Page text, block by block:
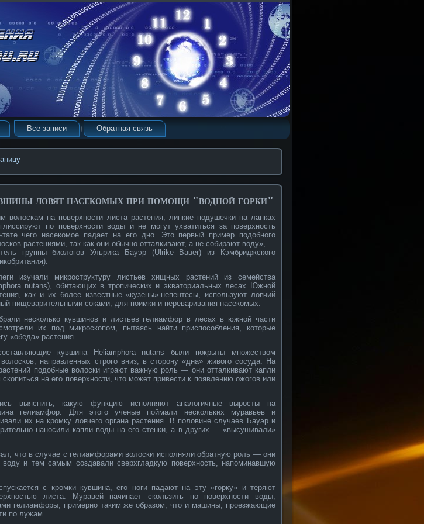
Все записи Обратная связь
ловят насекомых при помощи "водной горки"
волоскам на поверхности листа растения, липкие подушечки на лапках
по поверхности воды и не могут ухватиться за поверхность
чего насекомое падает на его дно. Это первый пример подобного
растениями, так как они обычно отталкивают, а не собирают воду», —
группы биологов Ульрика Бауэр (Ulrike Bauer) из Кэмбриджского
изучали микроструктуру листьев хищных растений из семейства
nutans), обитающих в тропических и экваториальных лесах Южной
как и их более известные «кузены»-непентесы, используют ловчий
пищеварительными соками, для поимки и переваривания насекомых.
несколько кувшинов и листьев гелиамфор в лесах в южной части
их под микроскопом, пытаясь найти приспособления, которые
«обеда» растения.
кувшина Heliamphora nutans были покрыты множеством
волосков, направленных строго вниз, в сторону «дна» живого сосуда. На
подобные волоски играют важную роль — они отталкивают капли
на его поверхности, что может привести к появлению ожогов или
выяснить, какую функцию исполняют аналогичные выросты на
гелиамфор. Для этого ученые поймали нескольких муравьев и
их на кромку ловчего органа растения. В половине случаев Бауэр и
наносили капли воды на его стенки, а в других — «высушивали»
что в случае с гелиамфорами волоски исполняли обратную роль — они
и тем самым создавали сверхгладкую поверхность, напоминавшую
с кромки кувшина, его ноги падают на эту «горку» и теряют
листа. Муравей начинает скользить по поверхности воды,
гелиамфоры, примерно таким же образом, что и машины, проезжающие
по лужам.